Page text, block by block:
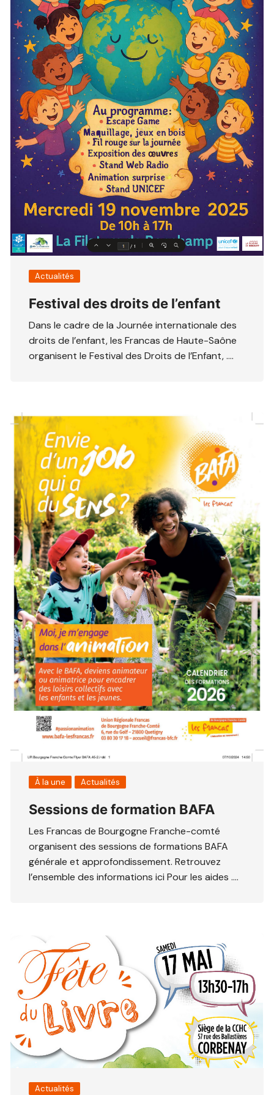
Actualités
Festival des droits de l’enfant
Dans le cadre de la Journée internationale des
droits de l’enfant, les Francas de Haute-Saône
organisent le Festival des Droits de l’Enfant, ….
À la une Actualités
Sessions de formation BAFA
Les Francas de Bourgogne Franche-comté
organisent des sessions de formations BAFA
générale et approfondissement. Retrouvez
l’ensemble des informations ici Pour les aides ….
Actualités